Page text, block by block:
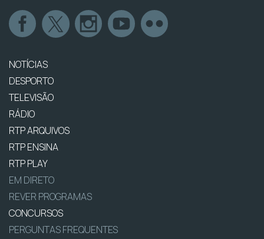
NOTÍCIAS
DESPORTO
TELEVISÃO
RÁDIO
RTP ARQUIVOS
RTP ENSINA
RTP PLAY
EM DIRETO
REVER PROGRAMAS
CONCURSOS
PERGUNTAS FREQUENTES